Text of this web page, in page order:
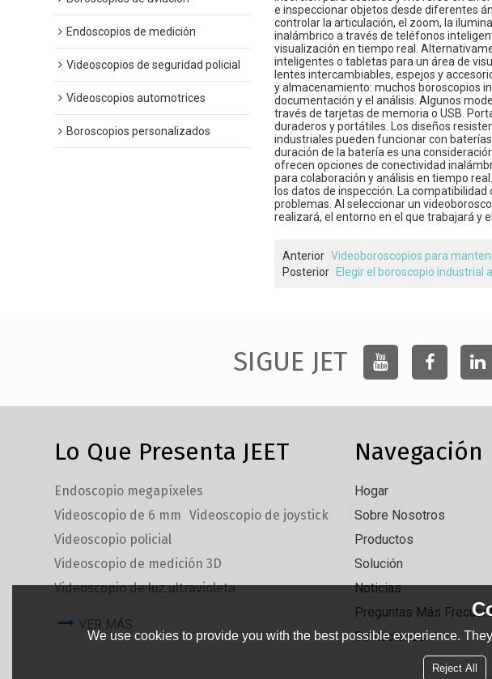
Endoscopios de medición
Videoscopios de seguridad policial
Videoscopios automotrices
Boroscopios personalizados
e inspeccionar objetos desde diferentes
controlar la articulación, el zoom, la
inalámbrico a través de teléfonos
visualización en tiempo real.
inteligentes o tabletas para un área de
lentes intercambiables, espejos y
y almacenamiento: muchos boroscopios
documentación y el análisis. Algunos
través de tarjetas de memoria o USB.
duraderos y portátiles. Los diseños
industriales pueden funcionar con
duración de la batería es una
ofrecen opciones de conectividad
para colaboración y análisis en tiempo
los datos de inspección. La
problemas. Al seleccionar un
realizará, el entorno en el que trabajará y
Anterior Videoboroscopios para
Posterior Elegir el boroscopio industrial
SIGUE JET
Lo Que Presenta JEET
Endoscopio megapíxeles
Videoscopio de 6 mm Videoscopio de joystick
Videoscopio policial
Videoscopio de medición 3D
Videoscopio de luz ultravioleta
VER MÁS
Navegación
Hogar
Sobre Nosotros
Productos
Solución
Noticias
Preguntas Más
Contáctenos
We use cookies to provide you with the best possible experience.
Reject All